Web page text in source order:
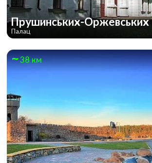
Прушинських-Оржевських
Палац
38 км